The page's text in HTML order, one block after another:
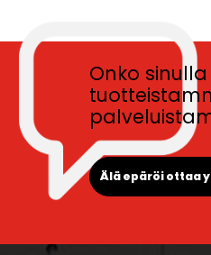
Onko
Älä epäröi ottaa